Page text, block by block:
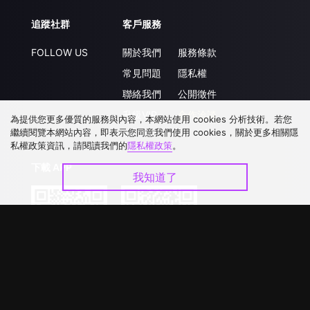
追蹤社群
FOLLOW US
客戶服務
關於我們
常見問題
聯絡我們
升級VIP
服務條款
隱私權
公開徵件
合作洽談
下載 APP
為提供您更多優質的服務與內容，本網站使用 cookies 分析技術。若您
繼續閱覽本網站內容，即表示您同意我們使用 cookies，關於更多相關隱
私權政策資訊，請閱讀我們的隱私權政策。
我知道了